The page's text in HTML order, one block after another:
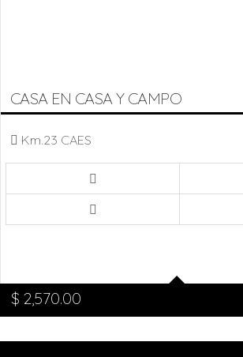
CASA EN CASA Y CAMPO
$ 2,570.00
Km.23 CAES